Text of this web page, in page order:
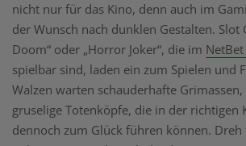
nicht nur für das Kino, denn auch im
der Wunsch nach dunklen Gestalten. Slot
Doom“ oder „Horror Joker“, die im
spielbar sind, laden ein zum Spielen und
Walzen warten schauderhafte
gruselige Totenköpfe, die in der richtigen
dennoch zum Glück führen können. Dreh